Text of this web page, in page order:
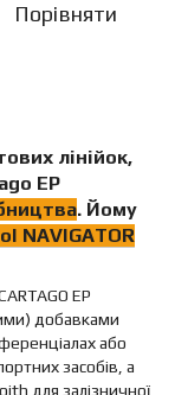
Порівняти
лінійок,
EP
. Йому
NAVIGATOR
EP
добавками
або
засобів, а
для залізничної